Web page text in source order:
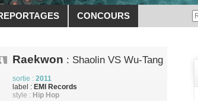
CONCOURS
Raekwon : Shaolin VS Wu-Tang
sortie : 2011
label : EMI Records
style : Hip Hop